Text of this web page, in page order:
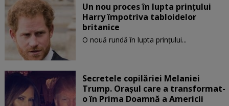
Un nou proces în lupta prinţului
Harry împotriva tabloidelor
britanice
O nouă rundă în lupta prinţului...
Secretele copilăriei Melaniei
Trump. Orașul care a transformat-
o în Prima Doamnă a Americii